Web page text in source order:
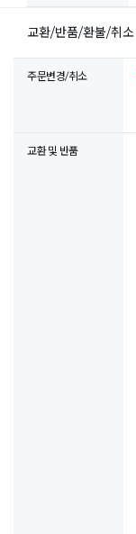
교환/반품/환불/취소
주문변경/취소
교환 및 반품